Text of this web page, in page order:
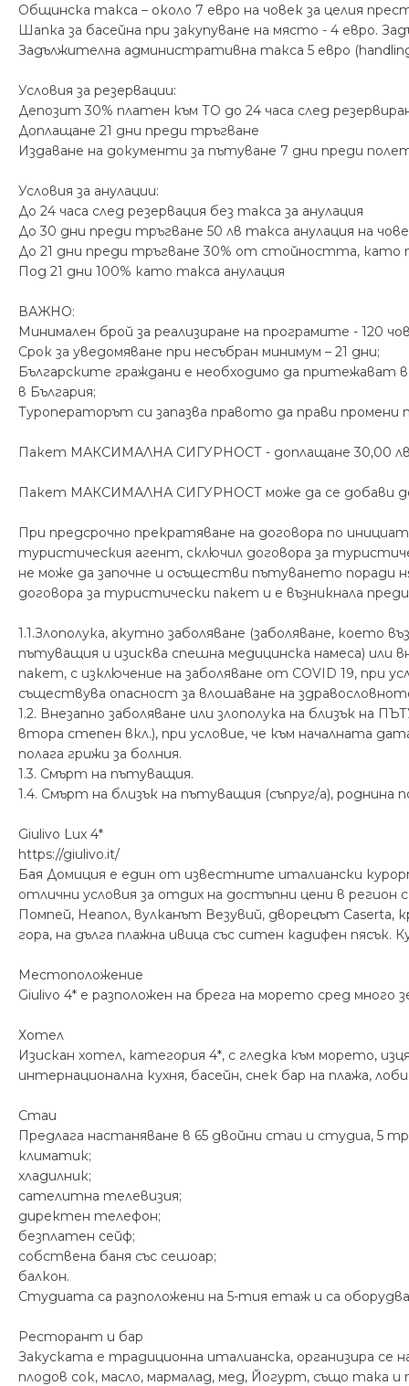
Общинска такса – около 7 евро на човек за целия
Шапка за басейна при закупуване на място - 4 евро.
Задължителна административна такса 5 евро
Условия за резервации:
Депозит 30% платен към ТО до 24 часа след
Доплащане 21 дни преди тръгване
Издаване на документи за пътуване 7 дни преди
Условия за анулации:
До 24 часа след резервация без такса за анулация
До 30 дни преди тръгване 50 лв такса анулация на
До 21 дни преди тръгване 30% от стойността, като
Под 21 дни 100% като такса анулация
ВАЖНО:
Минимален брой за реализиране на програмите - 120
Срок за уведомяване при несъбран минимум – 21 дни;
Българските граждани е необходимо да притежават
в България;
Туроператорът си запазва правото да прави
Пакет МАКСИМАЛНА СИГУРНОСТ - доплащане 30,00 лв
Пакет МАКСИМАЛНА СИГУРНОСТ може да се добави до
При предсрочно прекратяване на договора по
туристическия агент, сключил договора за
не може да започне и осъществи пътуването поради
договора за туристически пакет и е възникнала
1.1.Злополука, акутно заболяване (заболяване, което
пътуващия и изисква спешна медицинска намеса) или
пакет, с изключение на заболяване от COVID 19, при
съществува опасност за влошаване на
1.2. Внезапно заболяване или злополука на близък на
втора степен вкл.), при условие, че към началната
полага грижи за болния.
1.3. Смърт на пътуващия.
1.4. Смърт на близък на пътуващия (съпруг/а), роднина
Giulivo Lux 4*
https://giulivo.it/
Бая Домиция е един от известните италиански
отлични условия за отдих на достъпни цени в
Помпей, Неапол, вулканът Везувий, дворецът
гора, на дълга плажна ивица със ситен кадифен пясък.
Местоположение
Giulivo 4* е разположен на брега на морето сред
Хотел
Изискан хотел, категория 4*, с гледка към морето,
интернационална кухня, басейн, снек бар на плажа,
Стаи
Предлага настаняване в 65 двойни стаи и студиа, 5
климатик;
хладилник;
сателитна телевизия;
директен телефон;
безплатен сейф;
собствена баня със сешоар;
балкон.
Студиата са разположени на 5-тия етаж и са
Ресторант и бар
Закуската е традиционна италианска, организира се
плодов сок, масло, мармалад, мед, Йогурт, също така